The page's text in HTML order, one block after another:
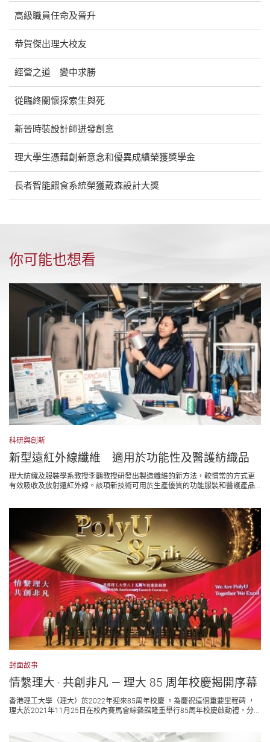
高級職員任命及晉升
恭賀傑出理大校友
經營之道 變中求勝
從臨終關懷探索生與死
新晉時裝設計師迸發創意
理大學生憑藉創新意念和優異成績榮獲獎學金
長者智能餵食系統榮獲戴森設計大獎
你可能也想看
科研與創新
新型遠紅外線纖維 適用於功能性及醫護紡織品
理大紡織及服裝學系教授李鸝教授研發出製造纖維的新方法，較慣常的方式更
有效吸收及放射遠紅外線。該項新技術可用於生產優質的功能服裝和醫護產品...
封面故事
情繫理大 ‧ 共創非凡 — 理大 85 周年校慶揭開序幕
香港理工大學（理大）於2022年迎來85周年校慶 。為慶祝這個重要里程碑 ，
理大於2021年11月25日在校內賽馬會綜藝館隆重舉行85周年校慶啟動禮，分...